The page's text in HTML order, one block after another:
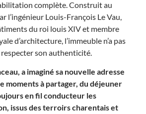
complète. Construit au
l’ingénieur Louis-François Le Vau,
du roi louis XIV et membre
d’architecture, l’immeuble n’a pas
son authenticité.
a imaginé sa nouvelle adresse
moments à partager, du déjeuner
en fil conducteur les
issus des terroirs charentais et